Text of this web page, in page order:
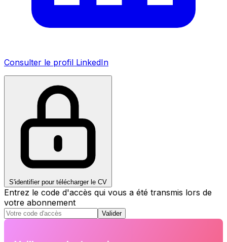
Consulter le profil LinkedIn
S'identifier pour télécharger le CV
Entrez le code d'accès qui vous a été transmis lors de
votre abonnement
Valider